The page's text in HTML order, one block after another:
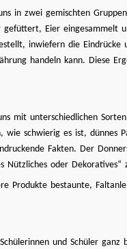
in zwei gemischten
Eier eingesammelt
inwiefern die
handeln kann. Diese
mit unterschiedlichen
schwierig es ist, dünnes
Fakten. Der
oder
Produkte bestaunte,
und Schüler ganz